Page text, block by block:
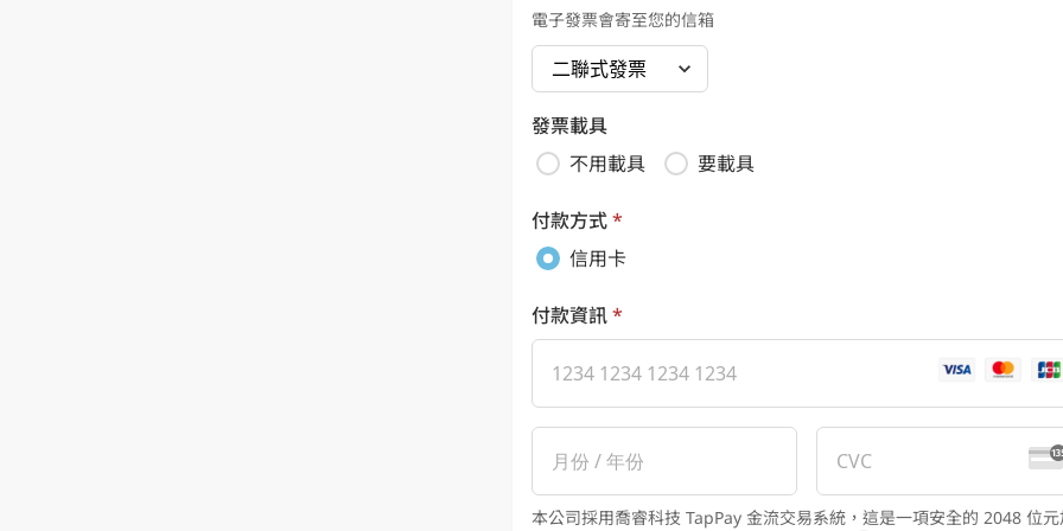
電子發票會寄至您的信箱
發票載具
不用載具
要載具
付款方式*
信用卡
付款資訊*
本公司採用喬睿科技 TapPay 金流交易系統，這是一項安全的 2048 位